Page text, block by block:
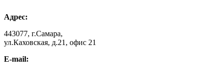
Адрес:
443077, г.Самара,
ул.Каховская, д.21, офис 21
E-mail: